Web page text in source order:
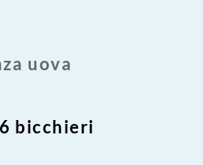
uova
bicchieri